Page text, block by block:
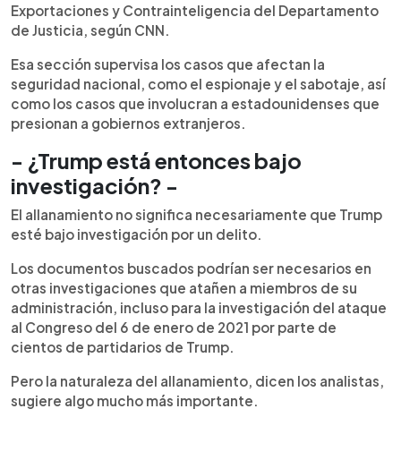
Exportaciones y Contrainteligencia del Departamento
de Justicia, según CNN.
Esa sección supervisa los casos que afectan la
seguridad nacional, como el espionaje y el sabotaje, así
como los casos que involucran a estadounidenses que
presionan a gobiernos extranjeros.
- ¿Trump está entonces bajo
investigación? -
El allanamiento no significa necesariamente que Trump
esté bajo investigación por un delito.
Los documentos buscados podrían ser necesarios en
otras investigaciones que atañen a miembros de su
administración, incluso para la investigación del ataque
al Congreso del 6 de enero de 2021 por parte de
cientos de partidarios de Trump.
Pero la naturaleza del allanamiento, dicen los analistas,
sugiere algo mucho más importante.